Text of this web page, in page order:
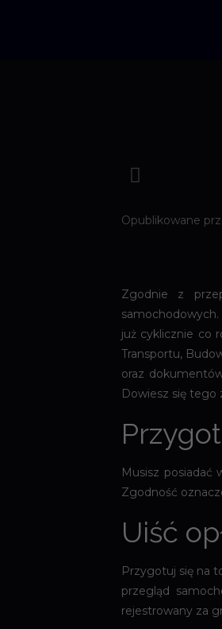
Opublikowane
Zgodnie z
już cyklicznie co
Transportu,
oraz
Dowiesz się tego
Musisz posiadać
Zgodność
Uiść
Przygotuj się na
przegląd
rejestrowany za